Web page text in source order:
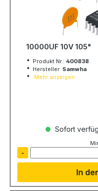
10000UF 10V 105°
Produkt Nr.: 400838
Hersteller: Samwha
Mehr anzeigen
Sofort
-
In